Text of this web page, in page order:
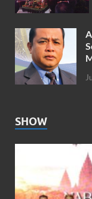
SHOW